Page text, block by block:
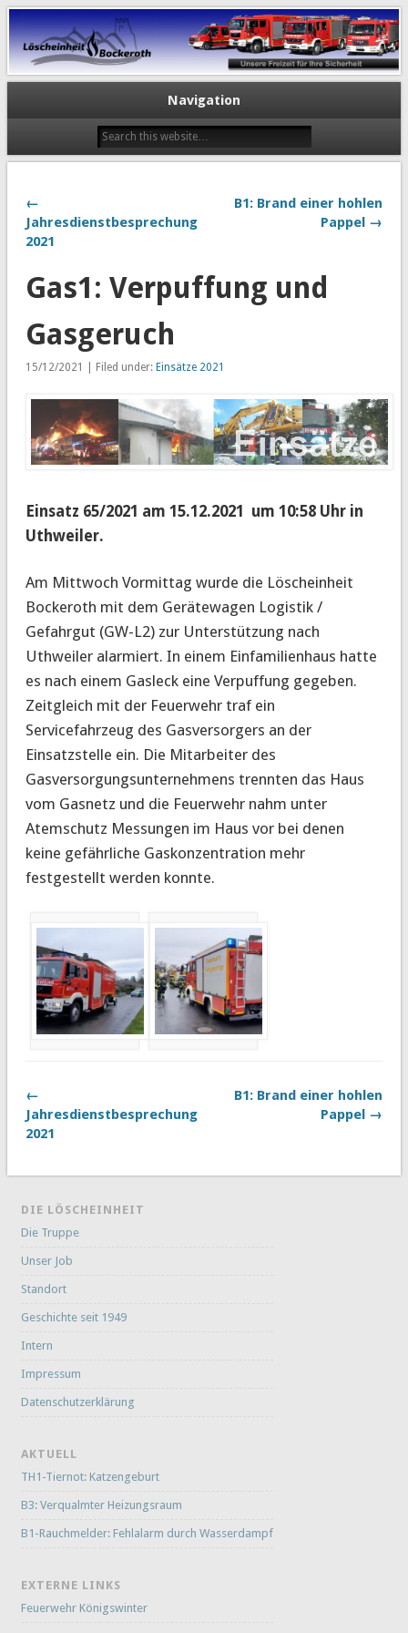
Navigation
←
Jahresdienstbesprechung
2021
B1: Brand einer hohlen
Pappel →
Gas1: Verpuffung und
Gasgeruch
15/12/2021 | Filed under: Einsätze 2021
Einsatz 65/2021 am 15.12.2021 um 10:58 Uhr in
Uthweiler.
Am Mittwoch Vormittag wurde die Löscheinheit
Bockeroth mit dem Gerätewagen Logistik /
Gefahrgut (GW-L2) zur Unterstützung nach
Uthweiler alarmiert. In einem Einfamilienhaus hatte
es nach einem Gasleck eine Verpuffung gegeben.
Zeitgleich mit der Feuerwehr traf ein
Servicefahrzeug des Gasversorgers an der
Einsatzstelle ein. Die Mitarbeiter des
Gasversorgungsunternehmens trennten das Haus
vom Gasnetz und die Feuerwehr nahm unter
Atemschutz Messungen im Haus vor bei denen
keine gefährliche Gaskonzentration mehr
festgestellt werden konnte.
←
Jahresdienstbesprechung
2021
B1: Brand einer hohlen
Pappel →
DIE LÖSCHEINHEIT
Die Truppe
Unser Job
Standort
Geschichte seit 1949
Intern
Impressum
Datenschutzerklärung
AKTUELL
TH1-Tiernot: Katzengeburt
B3: Verqualmter Heizungsraum
B1-Rauchmelder: Fehlalarm durch Wasserdampf
EXTERNE LINKS
Feuerwehr Königswinter